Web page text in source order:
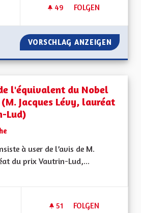
49 49 FOLLOWER
FOLGEN
VERDIR LES RUES
VORSCHLAG ANZEIGEN
l'équivalent du Nobel
Jacques Lévy, lauréat
Lud)
à user de l’avis de M.
du prix Vautrin-Lud,...
51 51 FOLLOWER
FOLGEN